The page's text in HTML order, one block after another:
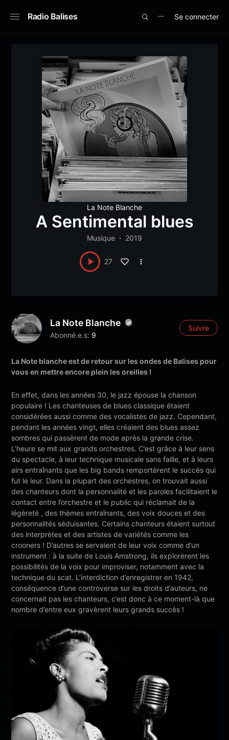
Radio Balises ⋯ Se connecter
La Note Blanche
A Sentimental blues
Musique 2019
27
La Note Blanche
Abonné.e.s: 9
Suivre
La Note blanche est de retour sur les ondes de Balises pour
vous en mettre encore plein les oreilles !
En effet, dans les années 30, le jazz épouse la chanson
populaire ! Les chanteuses de blues classique étaient
considérées aussi comme des vocalistes de jazz. Cependant,
pendant les années vingt, elles créaient des blues assez
sombres qui passèrent de mode après la grande crise.
L’heure se mit aux grands orchestres. C’est grâce à leur sens
du spectacle, à leur technique musicale sans faille, et à leurs
airs entraînants que les big bands remportèrent le succès qui
fut le leur. Dans la plupart des orchestres, on trouvait aussi
des chanteurs dont la personnalité et les paroles facilitaient le
contact entre l’orchestre et le public qui réclamait de la
légèreté , des thèmes entraînants, des voix douces et des
personnalités séduisantes. Certains chanteurs étaient surtout
des interprètes et des artistes de variétés comme les
crooners ! D’autres se servaient de leur voix comme d’un
instrument : à la suite de Louis Amstrong, ils explorèrent les
possibilités de la voix pour improviser, notamment avec la
technique du scat. L’interdiction d’enregistrer en 1942,
conséquence d’une controverse sur les droits d’auteurs, ne
concernait pas les chanteurs, c’est donc à ce moment-là que
nombre d’entre eux gravèrent leurs grands succès !